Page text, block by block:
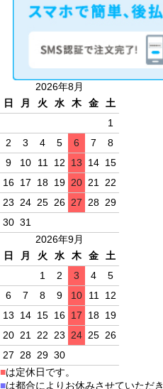
2026年8月
日
月 火 水 木 金
土
1
2
3 4 5 6 7
8
9
10 11 12 13 14 15
16 17 18 19 20 21
22
23
24 25 26 27 28 29
30 31
2026年9月
日
月 火 水 木 金
土
1
2 3 4
5
6
7 8 9 10 11
12
13
14 15 16 17 18 19
20 21 22 23 24 25 26
27
28 29 30
■は定休日です。
■は都合によりお休みさせていただき